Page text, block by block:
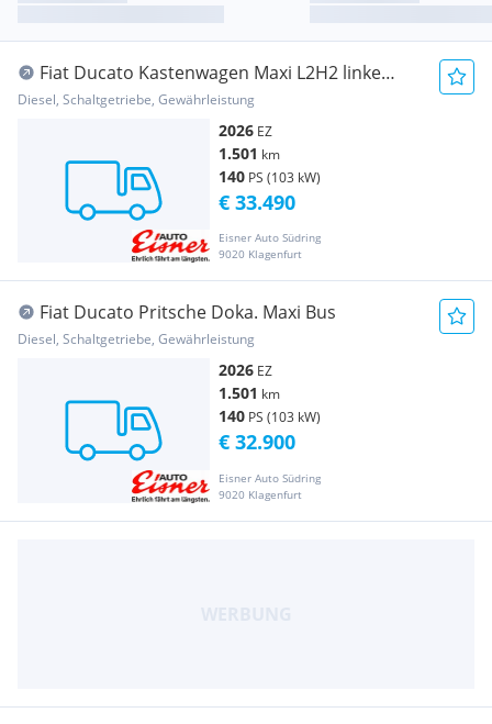
Fiat Ducato Kastenwagen Maxi L2H2 linke
Scheibetüre Bus
Diesel, Schaltgetriebe, Gewährleistung
2026 EZ
1.501 km
140 PS (103 kW)
Eisner Auto Südring
9020 Klagenfurt
€ 33.490
Fiat Ducato Pritsche Doka. Maxi Bus
Diesel, Schaltgetriebe, Gewährleistung
2026 EZ
1.501 km
140 PS (103 kW)
Eisner Auto Südring
9020 Klagenfurt
€ 32.900